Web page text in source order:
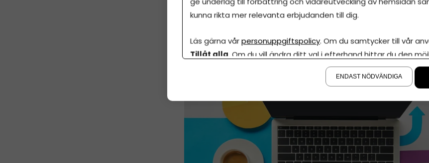
1 juni, 2026• Uppdaterades 1 augusti, 2026 • 5 minuters
kunna rikta mer relevanta erbjudanden till dig.
Läs gärna vårpersonuppgiftspolicy. Om du samtycker till vår
Tillåt alla . Om du vill ändra ditt val i efterhand hittar du den
ENDAST NÖDVÄNDIGA